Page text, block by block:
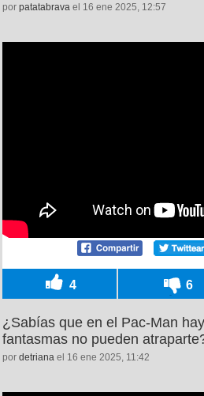
por patatabrava el 16 ene 2025, 12:57
4 6
¿Sabías que en el Pac-Man
fantasmas no pueden
por detriana el 16 ene 2025, 11:42